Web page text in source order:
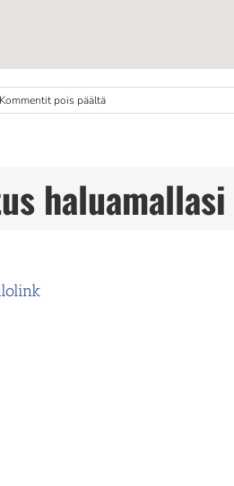
Kommentit pois päältäartikkelissa
JD